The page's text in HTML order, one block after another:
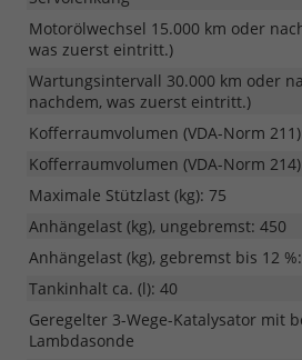
Motorölwechsel 15.000 km oder
was zuerst eintritt.)
Wartungsintervall 30.000 km oder
nachdem, was zuerst eintritt.)
Kofferraumvolumen (VDA-Norm
Kofferraumvolumen (VDA-Norm
Maximale Stützlast (kg): 75
Anhängelast (kg), ungebremst: 450
Anhängelast (kg), gebremst bis 12
Tankinhalt ca. (l): 40
Geregelter 3-Wege-Katalysator mit
Lambdasonde